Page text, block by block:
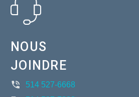
NOUS
JOINDRE
514 527-6668